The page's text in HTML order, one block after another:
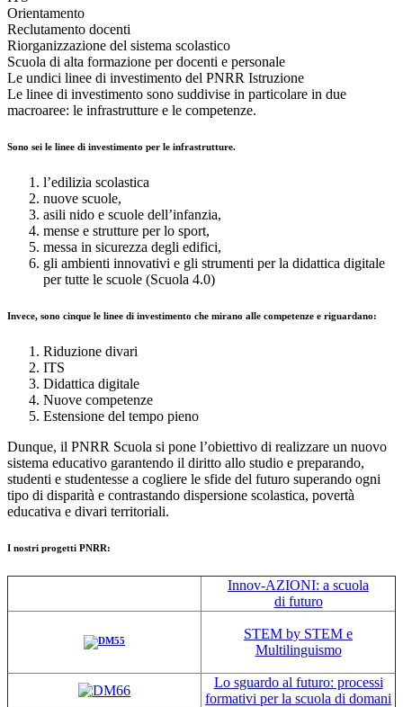
Orientamento
Reclutamento docenti
Riorganizzazione del sistema scolastico
Scuola di alta formazione per docenti e personale
Le undici linee di investimento del PNRR Istruzione
Le linee di investimento sono suddivise in particolare in due
macroaree: le infrastrutture e le competenze.
Sono sei le linee di investimento per le infrastrutture.
l’edilizia scolastica
nuove scuole,
asili nido e scuole dell’infanzia,
mense e strutture per lo sport,
messa in sicurezza degli edifici,
gli ambienti innovativi e gli strumenti per la didattica digitale
per tutte le scuole (Scuola 4.0)
Invece, sono cinque le linee di investimento che mirano alle competenze e riguardano:
Riduzione divari
ITS
Didattica digitale
Nuove competenze
Estensione del tempo pieno
Dunque, il PNRR Scuola si pone l’obiettivo di realizzare un nuovo
sistema educativo garantendo il diritto allo studio e preparando,
studenti e studentesse a cogliere le sfide del futuro superando ogni
tipo di disparità e contrastando dispersione scolastica, povertà
educativa e divari territoriali.
I nostri progetti PNRR:
Innov-AZIONI: a scuola
di futuro
STEM by STEM e
Multilinguismo
Lo sguardo al futuro: processi
formativi per la scuola di domani